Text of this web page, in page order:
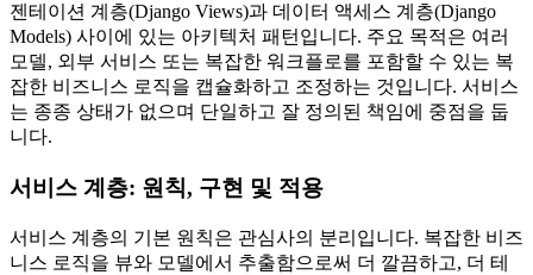
젠테이션 계층(Django Views)과 데이터 액세스 계층(Django
Models) 사이에 있는 아키텍처 패턴입니다. 주요 목적은 여러
모델, 외부 서비스 또는 복잡한 워크플로를 포함할 수 있는 복
잡한 비즈니스 로직을 캡슐화하고 조정하는 것입니다. 서비스
는 종종 상태가 없으며 단일하고 잘 정의된 책임에 중점을 둡
니다.
서비스 계층: 원칙, 구현 및 적용
서비스 계층의 기본 원칙은 관심사의 분리입니다. 복잡한 비즈
니스 로직을 뷰와 모델에서 추출함으로써 더 깔끔하고, 더 테